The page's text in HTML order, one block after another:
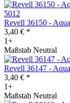
Revell 36150 -
3,40 € *
1+
Maßstab Neutral
Revell 36147 -
3,40 € *
1+
Maßstab Neutral